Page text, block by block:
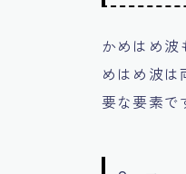
かめはめ波
めはめ波
要な要素で